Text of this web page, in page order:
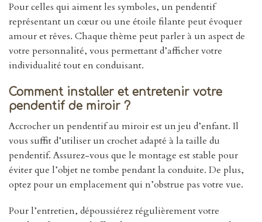
Pour celles qui aiment les symboles, un pendentif
représentant un cœur ou une étoile filante peut évoquer
amour et rêves. Chaque thème peut parler à un aspect de
votre personnalité, vous permettant d’afficher votre
individualité tout en conduisant.
Comment installer et entretenir votre
pendentif de miroir ?
Accrocher un pendentif au miroir est un jeu d’enfant. Il
vous suffit d’utiliser un crochet adapté à la taille du
pendentif. Assurez-vous que le montage est stable pour
éviter que l’objet ne tombe pendant la conduite. De plus,
optez pour un emplacement qui n’obstrue pas votre vue.
Pour l’entretien, dépoussiérez régulièrement votre